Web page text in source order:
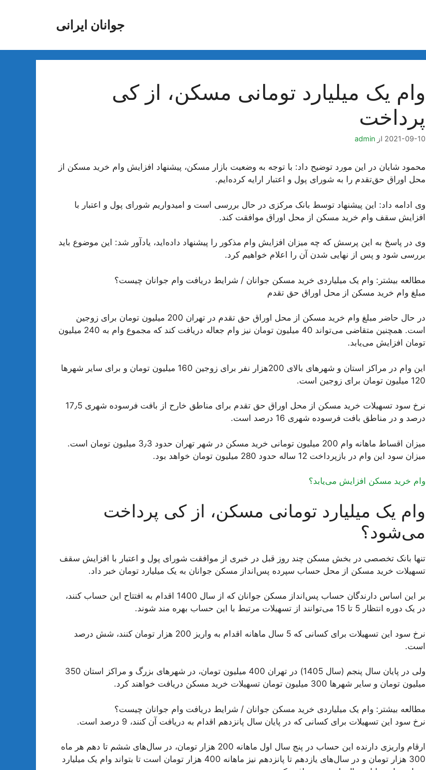
جوانان ایرانی
وام یک میلیارد تومانی مسکن، از کی
پرداخت
2021-09-10 از admin
محمود شایان در این مورد توضیح داد: با توجه به وضعیت بازار مسکن، پیشنهاد افزایش وام خرید مسکن از
محل اوراق حق‌تقدم را به شورای پول و اعتبار ارايه کرده‌ایم.
وی ادامه داد: این پیشنهاد توسط بانک مرکزی در حال بررسی است و امیدواریم شورای پول و اعتبار با
افزایش سقف وام خرید مسکن از محل اوراق موافقت کند.
وی در پاسخ به این پرسش که چه میزان افزایش وام مذکور را پیشنهاد داده‌اید، یادآور شد: این موضوع باید
بررسی شود و پس از نهایی شدن آن را اعلام خواهیم کرد.
مطالعه بیشتر: وام یک میلیاردی خرید مسکن جوانان / شرایط دریافت وام جوانان چیست؟
مبلغ وام خرید مسکن از محل اوراق حق تقدم
در حال حاضر مبلغ وام خرید مسکن از محل اوراق حق تقدم در تهران 200 میلیون تومان برای زوجین
است. همچنین متقاضی می‌تواند 40 میلیون تومان نیز وام جعاله دریافت کند که مجموع وام به 240 میلیون
تومان افزایش می‌یابد.
این وام در مراکز استان و شهرهای بالای 200هزار نفر برای زوجین 160 میلیون تومان و برای سایر شهرها
120 میلیون تومان برای زوجین است.
نرخ سود تسهیلات خرید مسکن از محل اوراق حق تقدم برای مناطق خارح از بافت فرسوده شهری 17٫5
درصد و در مناطق بافت فرسوده شهری 16 درصد است.
میزان اقساط ماهانه وام 200 میلیون تومانی خرید مسکن در شهر تهران حدود 3٫3 میلیون تومان است.
میزان سود این وام در بازپرداخت 12 ساله حدود 280 میلیون تومان خواهد بود.
وام خرید مسکن افزایش می‌یابد؟
وام یک میلیارد تومانی مسکن، از کی پرداخت
می‌شود؟
تنها بانک تخصصی در بخش مسکن چند روز قبل در خبری از موافقت شورای پول و اعتبار با افزایش سقف
تسهیلات خرید مسکن از محل حساب سپرده پس‌انداز مسکن جوانان به یک میلیارد تومان خبر داد.
بر این اساس دارندگان حساب پس‌انداز مسکن جوانان که از سال 1400 اقدام به افتتاح این حساب کنند،
در یک دوره انتظار 5 تا 15 می‌توانند از تسهیلات مرتبط با این حساب بهره مند شوند.
نرخ سود این تسهیلات برای کسانی که 5 سال ماهانه اقدام به واریز 200 هزار تومان کنند، شش درصد
است.
ولی در پایان سال پنجم (سال 1405) در تهران 400 میلیون تومان، در شهرهای بزرگ و مراکز استان 350
میلیون تومان و سایر شهرها 300 میلیون تومان تسهیلات خرید مسکن دریافت خواهند کرد.
مطالعه بیشتر: وام یک میلیاردی خرید مسکن جوانان / شرایط دریافت وام جوانان چیست؟
نرخ سود این تسهیلات برای کسانی که در پایان سال پانزدهم اقدام به دریافت آن کنند، 9 درصد است.
ارقام واریزی دارنده این حساب در پنج سال اول ماهانه 200 هزار تومان، در سال‌های ششم تا دهم هر ماه
300 هزار تومان و در سال‌های یازدهم تا پانزدهم نیز ماهانه 400 هزار تومان است تا بتواند وام یک میلیارد